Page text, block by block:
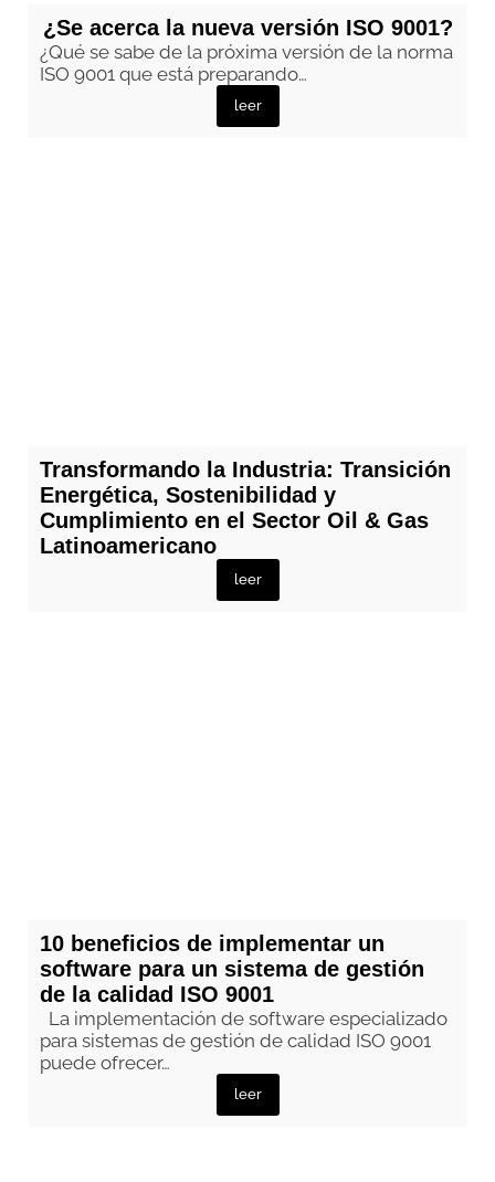
¿Se acerca la nueva versión ISO 9001?
¿Qué se sabe de la próxima versión de la norma
ISO 9001 que está preparando…
leer
Transformando la Industria: Transición
Energética, Sostenibilidad y
Cumplimiento en el Sector Oil & Gas
Latinoamericano
leer
10 beneficios de implementar un
software para un sistema de gestión
de la calidad ISO 9001
La implementación de software especializado
para sistemas de gestión de calidad ISO 9001
puede ofrecer…
leer